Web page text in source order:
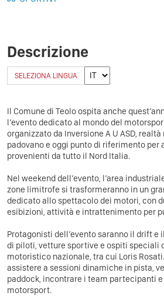
Descrizione
SELEZIONA LINGUA
Il Comune di Teolo ospita anche
l’evento dedicato al mondo del
organizzato da Inversione A U ASD,
padovano e oggi punto di riferimento per
provenienti da tutto il Nord Italia.
Nel weekend dell’evento, l’area
zone limitrofe si trasformeranno in un
dedicato allo spettacolo dei motori, con
esibizioni, attività e intrattenimento per
Protagonisti dell’evento saranno il drift e
di piloti, vetture sportive e ospiti speciali
motoristico nazionale, tra cui Loris
assistere a sessioni dinamiche in pista,
paddock, incontrare i team partecipanti
motorsport.